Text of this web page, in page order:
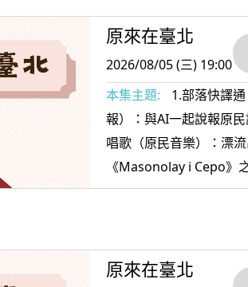
原來在臺北
2026/08/05 (三) 19:00
本集主題:
1.部落快譯
報）：與AI一起說報原民訊息 2.
唱歌（原民音樂）：漂
《Masonolay i Cepo》
獵人＞3.原住民.com（
原來在臺北